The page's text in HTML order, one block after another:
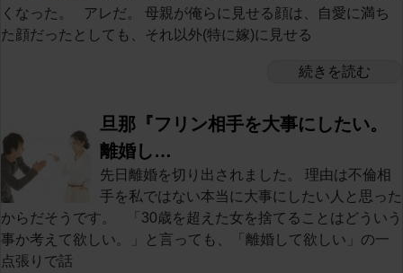
くなった。 アレだ。 母親が俺らに見せる顔は、自愛に満ち
た顔だったとしても、それ以外(特に嫁)に見せる
続きを読む
旦那『フリン相手を大事にしたい。
離婚し…
先日離婚を切り出されました。 理由は不倫相
手を私ではない本当に大事にしたい人と思った
からだそうです。 「30歳を超えた女を捨てることはどういう
事か考えて欲しい。」と言っても、「離婚して欲しい」の一
点張りで話